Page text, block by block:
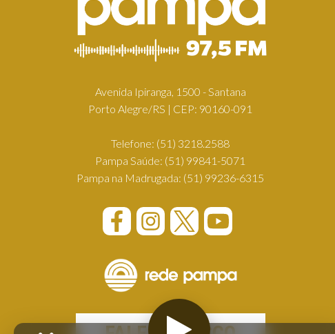
Avenida Ipiranga, 1500 - Santana
Porto Alegre/RS | CEP: 90160-091
Telefone: (51) 3218.2588
Pampa Saúde: (51) 99841-5071
Pampa na Madrugada: (51) 99236-6315